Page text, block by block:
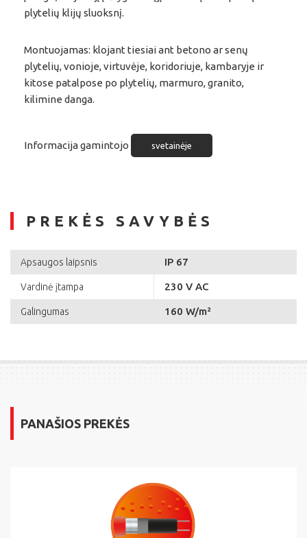
plytelių klijų sluoksnį.
Montuojamas: klojant tiesiai ant betono ar senų
plytelių, vonioje, virtuvėje, koridoriuje, kambaryje ir
kitose patalpose po plytelių, marmuro, granito,
kilimine danga.
Informacija gamintojo svetainėje
PREKĖS SAVYBĖS
Apsaugos laipsnis IP 67
Vardinė įtampa 230 V AC
Galingumas 160 W/m²
PANAŠIOS PREKĖS